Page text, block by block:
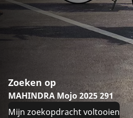
Zoeken op
MAHINDRA Mojo 2025 291
Mijn zoekopdracht voltooien